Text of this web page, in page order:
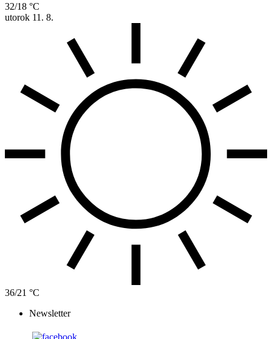
32/18 °C
utorok 11. 8.
36/21 °C
Newsletter